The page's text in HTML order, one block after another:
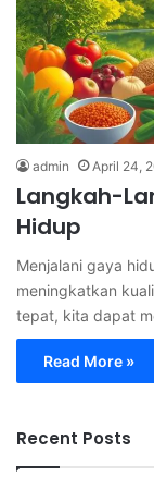
admin April 24,
Langkah-
Hidup
Menjalani gaya
meningkatkan
tepat, kita dapat
Read More »
Recent Posts